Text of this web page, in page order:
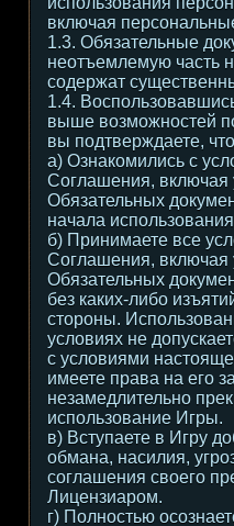
включая
1.3. Обязательные
неотъемлемую часть
содержат
1.4.
выше возможностей
вы подтверждаете,
а) Ознакомились с
Соглашения, включая
Обязательных
начала
б) Принимаете все
Соглашения, включая
Обязательных
без каких-либо
стороны.
условиях не
с условиями
имеете права на его
незамедлительно
использование Игры.
в) Вступаете в Игру
обмана, насилия,
соглашения своего
Лицензиаром.
г) Полностью